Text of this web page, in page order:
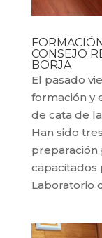
CONSEJO
BORJA
El pasado
formación y
de cata de
Han sido
preparación
capacitados
Laboratorio